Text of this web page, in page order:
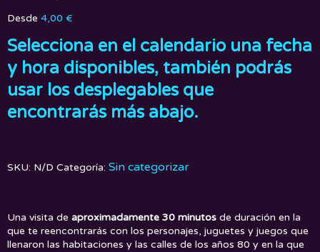
Desde 4,00 €
Selecciona en el calendario una fecha
y hora disponibles, también podrás
usar los desplegables que
encontrarás más abajo.
SKU: N/D Categoría: Sin categorizar
Una visita de aproximadamente 30 minutos de duración en la
que te reencontrarás con los personajes, juguetes y juegos que
llenaron las habitaciones y las calles de los años 80 y en la que